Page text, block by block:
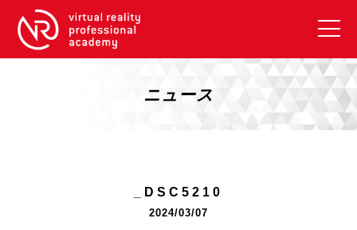
VRアカデミーとは
【2026年10月】ARエキスパートコース
ニュース
_DSC5210
2024/03/07